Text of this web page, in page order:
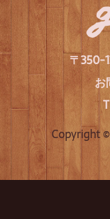
〒350-
お
Copyright